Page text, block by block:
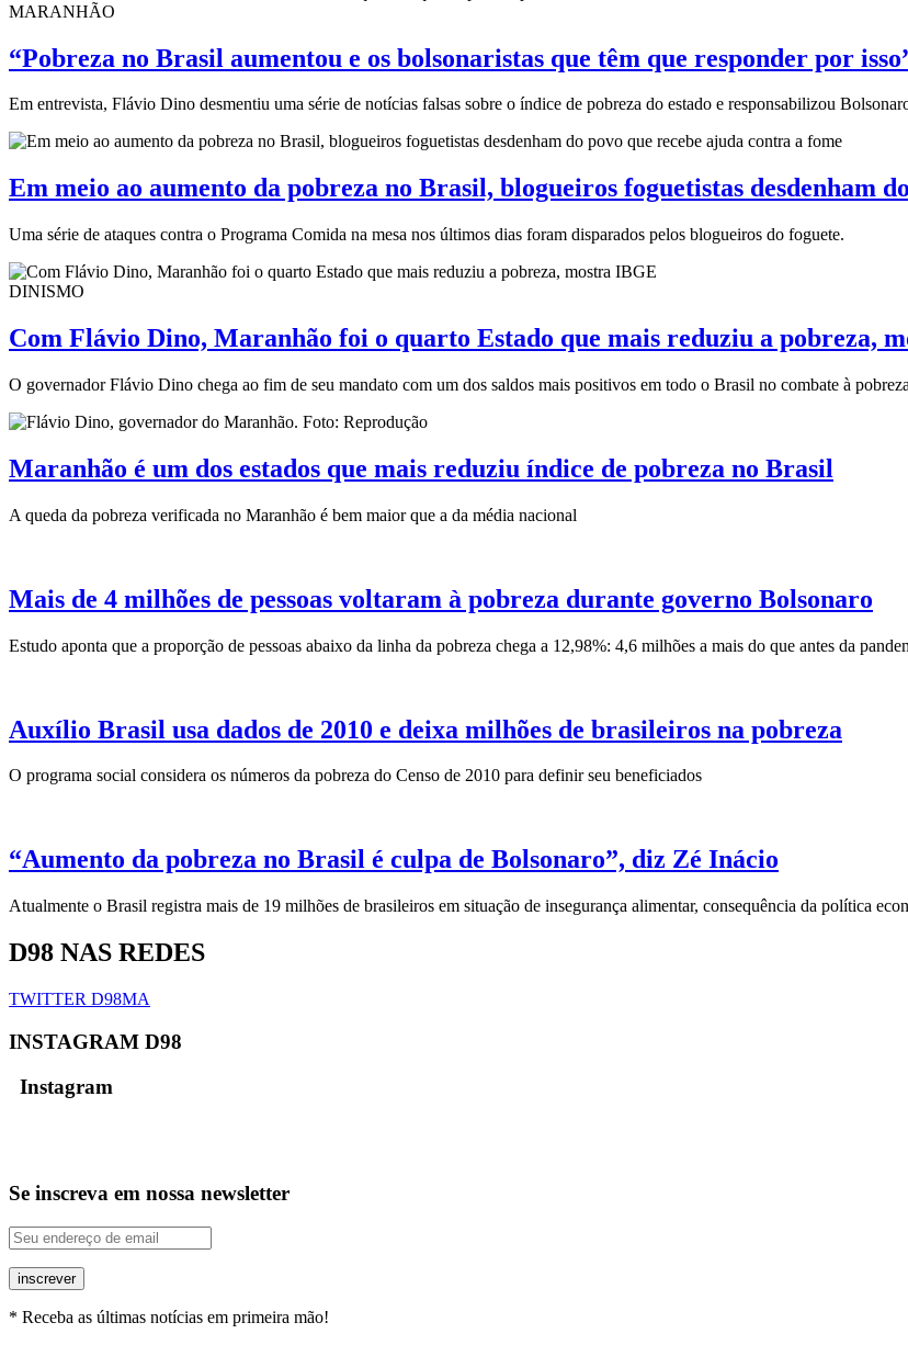
MARANHÃO
“Pobreza no Brasil aumentou e os bolsonaristas que têm que responder por
Em entrevista, Flávio Dino desmentiu uma série de notícias falsas sobre o índice de pobreza do estado e responsabilizou
Em meio ao aumento da pobreza no Brasil, blogueiros foguetistas desdenham
Uma série de ataques contra o Programa Comida na mesa nos últimos dias foram disparados pelos blogueiros do foguete.
DINISMO
Com Flávio Dino, Maranhão foi o quarto Estado que mais reduziu a pobreza,
O governador Flávio Dino chega ao fim de seu mandato com um dos saldos mais positivos em todo o Brasil no combate à
Maranhão é um dos estados que mais reduziu índice de pobreza no Brasil
A queda da pobreza verificada no Maranhão é bem maior que a da média nacional
Mais de 4 milhões de pessoas voltaram à pobreza durante governo Bolsonaro
Estudo aponta que a proporção de pessoas abaixo da linha da pobreza chega a 12,98%: 4,6 milhões a mais do que antes da
Auxílio Brasil usa dados de 2010 e deixa milhões de brasileiros na pobreza
O programa social considera os números da pobreza do Censo de 2010 para definir seu beneficiados
“Aumento da pobreza no Brasil é culpa de Bolsonaro”, diz Zé Inácio
Atualmente o Brasil registra mais de 19 milhões de brasileiros em situação de insegurança alimentar, consequência da política
D98 NAS REDES
TWITTER D98MA
INSTAGRAM D98
Instagram
Se inscreva em nossa newsletter
inscrever
* Receba as últimas notícias em primeira mão!